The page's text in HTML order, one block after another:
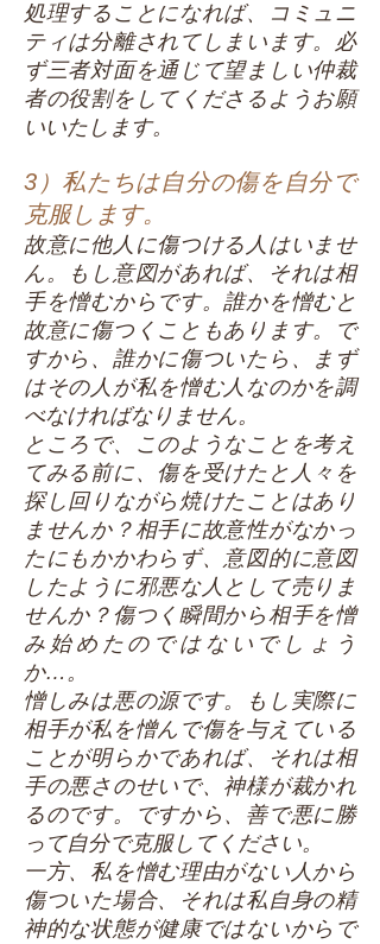
処理することになれば、コミュニ
ティは分離されてしまいます。必
ず三者対面を通じて望ましい仲裁
者の役割をしてくださるようお願
いいたします。
3）私たちは自分の傷を自分で
克服します。
故意に他人に傷つける人はいませ
ん。もし意図があれば、それは相
手を憎むからです。誰かを憎むと
故意に傷つくこともあります。で
すから、誰かに傷ついたら、まず
はその人が私を憎む人なのかを調
べなければなりません。
ところで、このようなことを考え
てみる前に、傷を受けたと人々を
探し回りながら焼けたことはあり
ませんか？相手に故意性がなかっ
たにもかかわらず、意図的に意図
したように邪悪な人として売りま
せんか？傷つく瞬間から相手を憎
み始めたのではないでしょう
か…。
憎しみは悪の源です。もし実際に
相手が私を憎んで傷を与えている
ことが明らかであれば、それは相
手の悪さのせいで、神様が裁かれ
るのです。ですから、善で悪に勝
って自分で克服してください。
一方、私を憎む理由がない人から
傷ついた場合、それは私自身の精
神的な状態が健康ではないからで